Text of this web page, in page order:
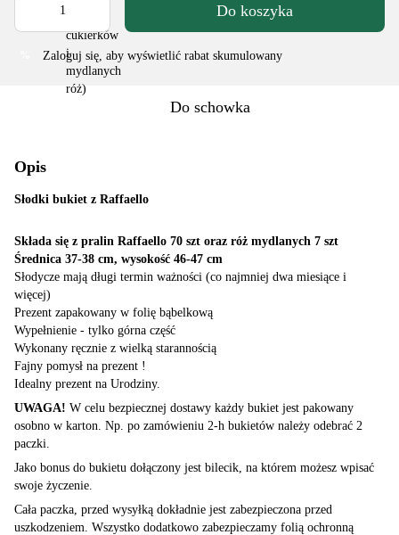
Do koszyka
Zaloguj się , aby wyświetlić rabat skumulowany
Do schowka
Opis
Słodki bukiet z Raffaello
Składa się z pralin Raffaello 70 szt oraz róż mydlanych 7 szt
Średnica 37-38 cm, wysokość 46-47 cm
Słodycze mają długi termin ważności (co najmniej dwa miesiące i
więcej)
Prezent zapakowany w folię bąbelkową
Wypełnienie - tylko górna część
Wykonany ręcznie z wielką starannością
Fajny pomysł na prezent !
Idealny prezent na Urodziny.
UWAGA! W celu bezpiecznej dostawy każdy bukiet jest pakowany
osobno w karton. Np. po zamówieniu 2-h bukietów należy odebrać 2
paczki.
Jako bonus do bukietu dołączony jest bilecik, na którem możesz wpisać
swoje życzenie.
Cała paczka, przed wysyłką dokładnie jest zabezpieczona przed
uszkodzeniem. Wszystko dodatkowo zabezpieczamy folią ochronną